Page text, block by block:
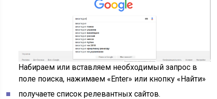
Набираем или вставляем необходимый запрос в
поле поиска, нажимаем «Enter» или кнопку «Найти»
получаете список релевантных сайтов.